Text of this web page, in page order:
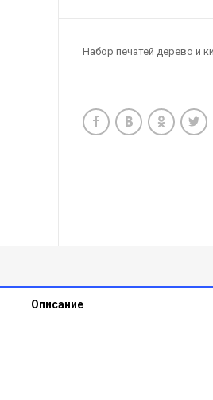
Набор печатей дерево и
Описание